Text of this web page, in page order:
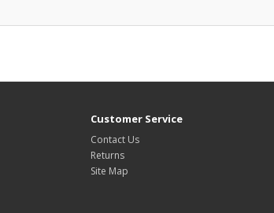
Customer Service
Contact Us
Returns
Site Map